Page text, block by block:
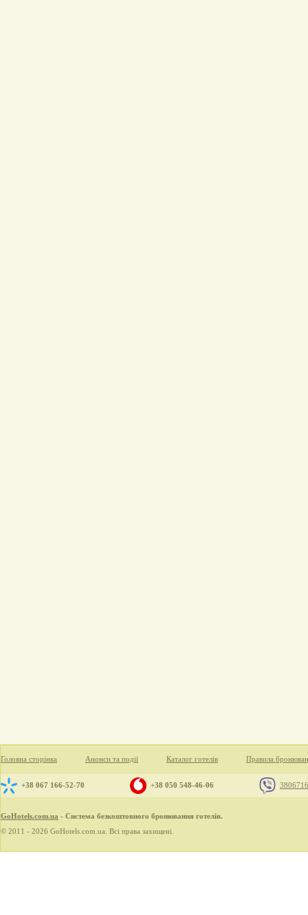
Головна сторінка Анонси та події Каталог готелів Правила
+38 067 166-52-70 +38 050 548-46-06
GoHotels.com.ua - Система безкоштовного бронювання готелів.
© 2011 - 2026 GoHotels.com.ua. Всі права захищені.